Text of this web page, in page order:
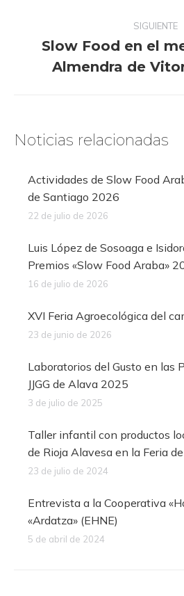
SIGUIENTE
Slow Food en el
Almendra de
Noticias relacionadas
Actividades de Slow Food
de Santiago 2026
22 de julio de 2026
Luis López de Sosoaga e
Premios «Slow Food Araba»
16 de julio de 2026
XVI Feria Agroecológica del
23 de junio de 2026
Laboratorios del Gusto en las
JJGG de Alava 2025
3 de julio de 2025
Taller infantil con productos
de Rioja Alavesa en la Feria
23 de julio de 2024
Entrevista a la Cooperativa
«Ardatza» (EHNE)
5 de abril de 2024